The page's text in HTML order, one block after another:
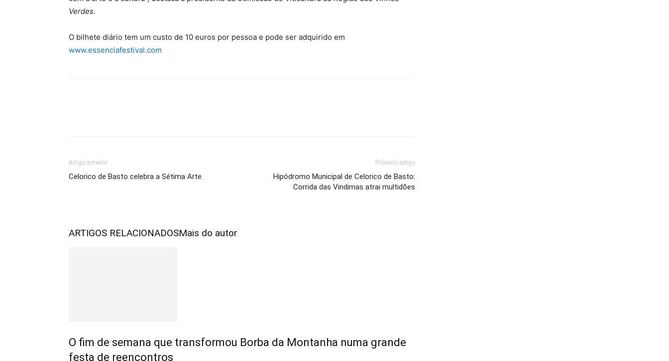
Verdes.
O bilhete diário tem um custo de 10 euros por pessoa e pode ser adquirido em
www.essenciafestival.com
Artigo anterior
Celorico de Basto celebra a Sétima Arte
Próximo artigo
Hipódromo Municipal de Celorico de Basto:
Corrida das Vindimas atrai multidões
ARTIGOS RELACIONADOSMais do autor
O fim de semana que transformou Borba da Montanha numa grande
festa de reencontros